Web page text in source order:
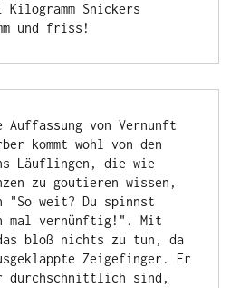
Snickers
und friss!
Auffassung von Vernunft
kommt wohl von den
Läuflingen, die wie
zu goutieren wissen,
"So weit? Du spinnst
mal vernünftig!". Mit
bloß nichts zu tun, da
Zeigefinger. Er
sind,